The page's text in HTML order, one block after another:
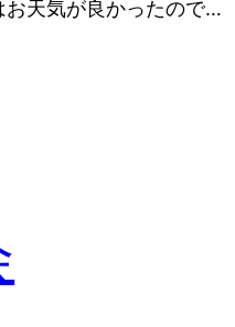
お天気が良かったので…